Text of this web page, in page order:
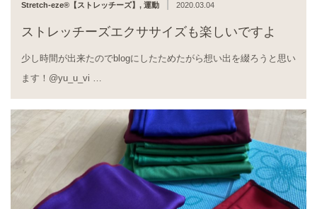
Stretch-eze®︎【ストレッチーズ】 , 運動 2020.03.04
ストレッチーズエクササイズも楽しいですよ
少し時間が出来たのでblogにしたためたがら想い出を綴ろうと思い
ます！@yu_u_vi …